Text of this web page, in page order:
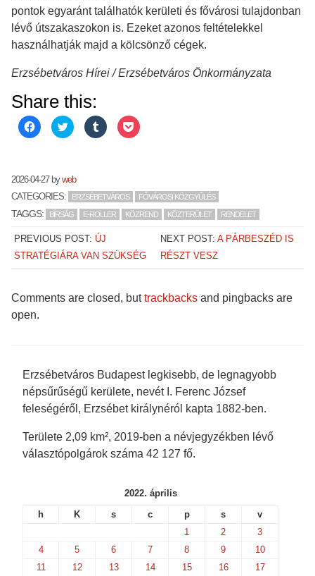
pontok egyaránt találhatók kerületi és fővárosi tulajdonban
lévő útszakaszokon is. Ezeket azonos feltételekkel
használhatják majd a kölcsönző cégek.
Erzsébetváros Hírei / Erzsébetváros Önkormányzata
Share this:
C
l
o
s
h
a
r
e
n
F
a
c
o
k
O
n
n
e
w
w
i
o
)
C
l
o
s
h
a
r
e
n
T
w
i
r
(
n
e
w
w
i
n
w
C
l
h
a
r
e
n
T
u
m
(
O
e
w
w
i
n
d
)
C
l
h
a
r
e
o
c
(
O
e
w
w
n
d
)
2026-04-27byweb
CATEGORIES:
ERZSÉBETVÁROS FŐVÁROSI KÖZGYŰLÉS
TAGGS: BÍRSÁG E-ROLLER KÖZREND KÖZTERÜLET RENDELET
PREVIOUS POST: ÚJ
STRATÉGIÁRA VAN SZÜKSÉG
NEXT POST:A PÁRBESZÉD IS
RÉSZT VESZ
Comments are closed, buttrackbacks and pingbacks are
open.
Erzsébetváros Budapest legkisebb, de legnagyobb
népsűrűségű kerülete, nevét I. Ferenc József
feleségéről, Erzsébet királynéról kapta 1882-ben.
Területe 2,09 km², 2019-ben a névjegyzékben lévő
választópolgárok száma 42 127 fő.
2022. április
h
K s c p s
v
1
2
3
4
5 6 7 8 9
10
11
12 13 14 15 16
17